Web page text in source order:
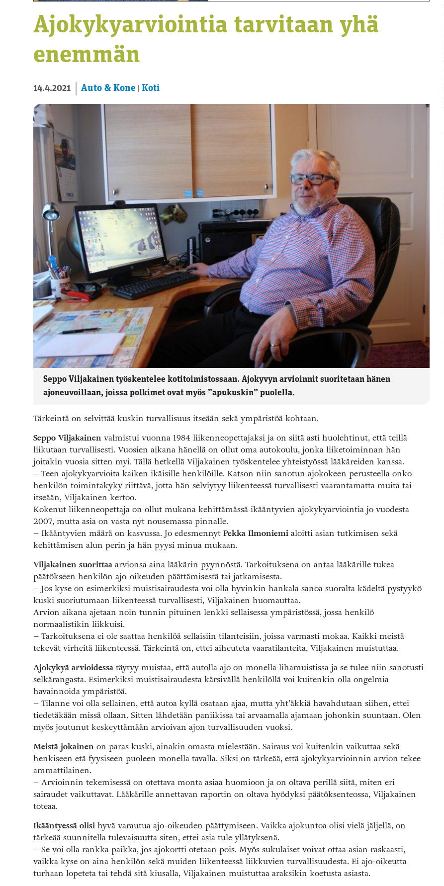
Ajokykyarviointia tarvitaan yhä
enemmän
14.4.2021 Auto & Kone Koti
Seppo Viljakainen työskentelee kotitoimistossaan. Ajokyvyn arvioinnit suoritetaan hänen
ajoneuvoillaan, joissa polkimet ovat myös ”apukuskin” puolella.
Tärkeintä on selvittää kuskin turvallisuus itseään sekä ympäristöä kohtaan.
Seppo Viljakainen valmistui vuonna 1984 liikenneopettajaksi ja on siitä asti huolehtinut, että teillä
liikutaan turvallisesti. Vuosien aikana hänellä on ollut oma autokoulu, jonka liiketoiminnan hän
joitakin vuosia sitten myi. Tällä hetkellä Viljakainen työskentelee yhteistyössä lääkäreiden kanssa.
– Teen ajokykyarvioita kaiken ikäisille henkilöille. Katson niin sanotun ajokokeen perusteella onko
henkilön toimintakyky riittävä, jotta hän selviytyy liikenteessä turvallisesti vaarantamatta muita tai
itseään, Viljakainen kertoo.
Kokenut liikenneopettaja on ollut mukana kehittämässä ikääntyvien ajokykyarviointia jo vuodesta
2007, mutta asia on vasta nyt nousemassa pinnalle.
– Ikääntyvien määrä on kasvussa. Jo edesmennyt Pekka Ilmoniemi aloitti asian tutkimisen sekä
kehittämisen alun perin ja hän pyysi minua mukaan.
Viljakainen suorittaa arvionsa aina lääkärin pyynnöstä. Tarkoituksena on antaa lääkärille tukea
päätökseen henkilön ajo-oikeuden päättämisestä tai jatkamisesta.
– Jos kyse on esimerkiksi muistisairaudesta voi olla hyvinkin hankala sanoa suoralta kädeltä pystyykö
kuski suoriutumaan liikenteessä turvallisesti, Viljakainen huomauttaa.
Arvion aikana ajetaan noin tunnin pituinen lenkki sellaisessa ympäristössä, jossa henkilö
normaalistikin liikkuisi.
– Tarkoituksena ei ole saattaa henkilöä sellaisiin tilanteisiin, joissa varmasti mokaa. Kaikki meistä
tekevät virheitä liikenteessä. Tärkeintä on, ettei aiheuteta vaaratilanteita, Viljakainen muistuttaa.
Ajokykyä arvioidessa täytyy muistaa, että autolla ajo on monella lihamuistissa ja se tulee niin sanotusti
selkärangasta. Esimerkiksi muistisairaudesta kärsivällä henkilöllä voi kuitenkin olla ongelmia
havainnoida ympäristöä.
– Tilanne voi olla sellainen, että autoa kyllä osataan ajaa, mutta yht’äkkiä havahdutaan siihen, ettei
tiedetäkään missä ollaan. Sitten lähdetään paniikissa tai arvaamalla ajamaan johonkin suuntaan. Olen
myös joutunut keskeyttämään arvioivan ajon turvallisuuden vuoksi.
Meistä jokainen on paras kuski, ainakin omasta mielestään. Sairaus voi kuitenkin vaikuttaa sekä
henkiseen etä fyysiseen puoleen monella tavalla. Siksi on tärkeää, että ajokykyarvioinnin arvion tekee
ammattilainen.
– Arvioinnin tekemisessä on otettava monta asiaa huomioon ja on oltava perillä siitä, miten eri
sairaudet vaikuttavat. Lääkärille annettavan raportin on oltava hyödyksi päätöksenteossa, Viljakainen
toteaa.
Ikääntyessä olisi hyvä varautua ajo-oikeuden päättymiseen. Vaikka ajokuntoa olisi vielä jäljellä, on
tärkeää suunnitella tulevaisuutta siten, ettei asia tule yllätyksenä.
– Se voi olla rankka paikka, jos ajokortti otetaan pois. Myös sukulaiset voivat ottaa asian raskaasti,
vaikka kyse on aina henkilön sekä muiden liikenteessä liikkuvien turvallisuudesta. Ei ajo-oikeutta
turhaan lopeteta tai tehdä sitä kiusalla, Viljakainen muistuttaa araksikin koetusta asiasta.